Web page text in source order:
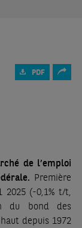
PDF
de l’emploi
Première
2025 (-0,1% t/t,
du bond des
depuis 1972